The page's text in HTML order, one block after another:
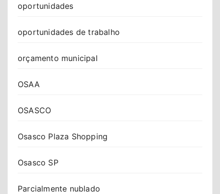
oportunidades
oportunidades de trabalho
orçamento municipal
OSAA
OSASCO
Osasco Plaza Shopping
Osasco SP
Parcialmente nublado